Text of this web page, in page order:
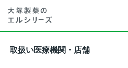
取扱い医療機関・店舗